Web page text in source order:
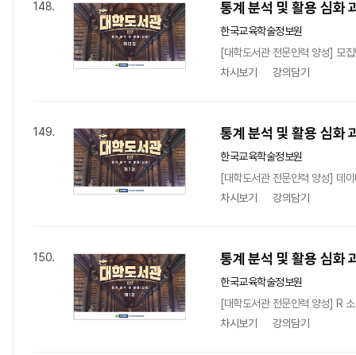
148. 통계 분석 및 활용 심화
한국교육학술정보원
[대학도서관 전문인력 양성] 모
차시보기
강의담기
149. 통계 분석 및 활용 심화
한국교육학술정보원
[대학도서관 전문인력 양성] 데
차시보기
강의담기
150. 통계 분석 및 활용 심화
한국교육학술정보원
[대학도서관 전문인력 양성] R
차시보기
강의담기